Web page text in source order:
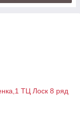
ТЦ Лоск 8 ряд